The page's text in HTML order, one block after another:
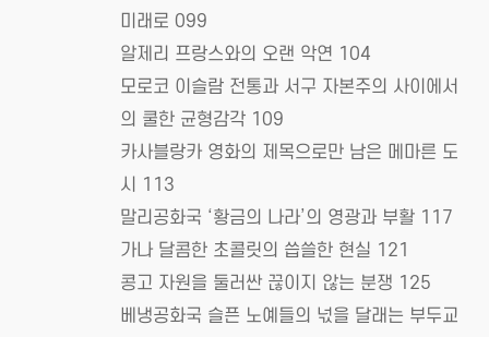
미래로 099
알제리 프랑스와의 오랜 악연 104
모로코 이슬람 전통과 서구 자본주의 사이에서
의 쿨한 균형감각 109
카사블랑카 영화의 제목으로만 남은 메마른 도
시 113
말리공화국 ‘황금의 나라’의 영광과 부활 117
가나 달콤한 초콜릿의 씁쓸한 현실 121
콩고 자원을 둘러싼 끊이지 않는 분쟁 125
베냉공화국 슬픈 노예들의 넋을 달래는 부두교